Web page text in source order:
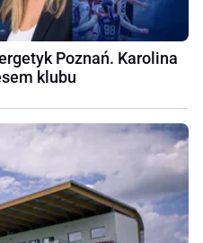
Poznań. Karolina
klubu